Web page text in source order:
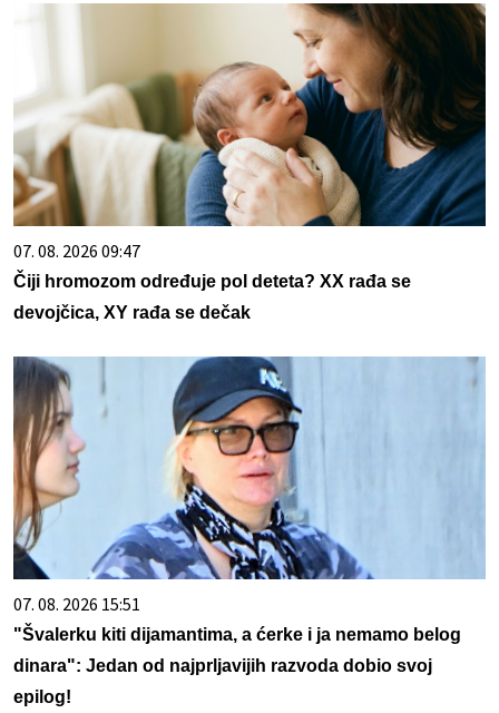
07. 08. 2026 09:47
Čiji hromozom određuje pol deteta? XX rađa se
devojčica, XY rađa se dečak
07. 08. 2026 15:51
"Švalerku kiti dijamantima, a ćerke i ja nemamo belog
dinara": Jedan od najprljavijih razvoda dobio svoj
epilog!